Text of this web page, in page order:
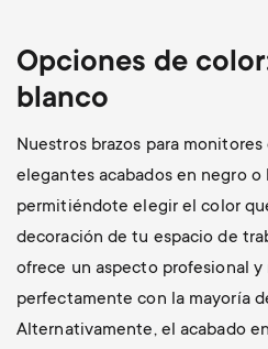
Opciones de
blanco
Nuestros brazos para
elegantes acabados en negro
permitiéndote elegir el color
decoración de tu espacio de
ofrece un aspecto profesional
perfectamente con la mayoría
Alternativamente, el acabado